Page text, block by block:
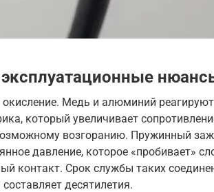
окисление. Медь и алюминий
который увеличивает
возгоранию. Пружинный
давление, которое «пробивает»
контакт. Срок службы таких
десятилетия.